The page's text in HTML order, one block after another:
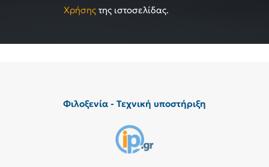
Χρήσης της ιστοσελίδας.
Φιλοξενία - Τεχνική υποστήριξη